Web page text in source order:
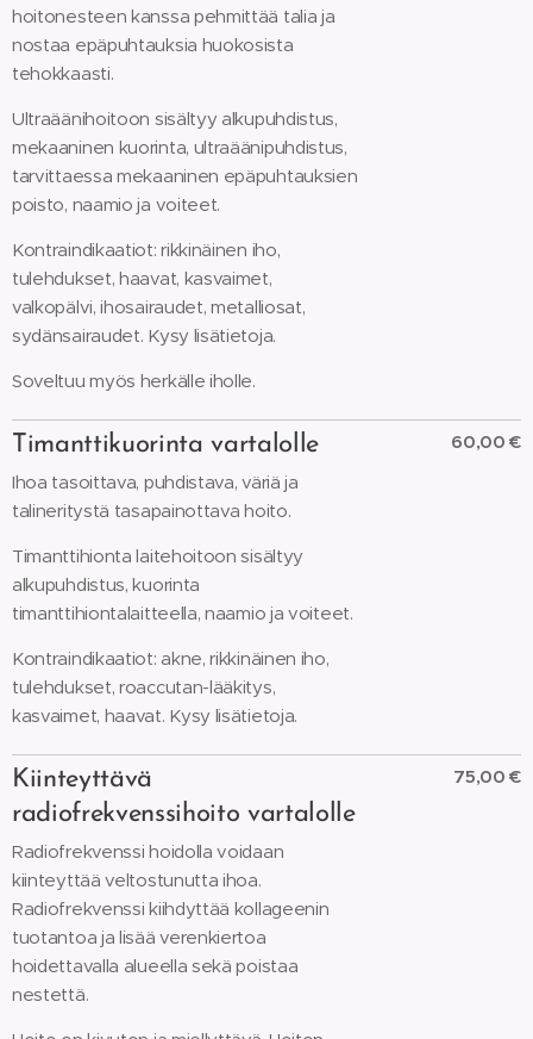
hoitonesteen kanssa pehmittää talia ja
nostaa epäpuhtauksia huokosista
tehokkaasti.
Ultraäänihoitoon sisältyy alkupuhdistus,
mekaaninen kuorinta, ultraäänipuhdistus,
tarvittaessa mekaaninen epäpuhtauksien
poisto, naamio ja voiteet.
Kontraindikaatiot: rikkinäinen iho,
tulehdukset, haavat, kasvaimet,
valkopälvi, ihosairaudet, metalliosat,
sydänsairaudet. Kysy lisätietoja.
Soveltuu myös herkälle iholle.
Timanttikuorinta vartalolle
Ihoa tasoittava, puhdistava, väriä ja
talineritystä tasapainottava hoito.
Timanttihionta laitehoitoon sisältyy
alkupuhdistus, kuorinta
timanttihiontalaitteella, naamio ja voiteet.
Kontraindikaatiot: akne, rikkinäinen iho,
tulehdukset, roaccutan-lääkitys,
kasvaimet, haavat. Kysy lisätietoja.
60,00 €
Kiinteyttävä
radiofrekvenssihoito vartalolle
Radiofrekvenssi hoidolla voidaan
kiinteyttää veltostunutta ihoa.
Radiofrekvenssi kiihdyttää kollageenin
tuotantoa ja lisää verenkiertoa
hoidettavalla alueella sekä poistaa
nestettä.
75,00 €